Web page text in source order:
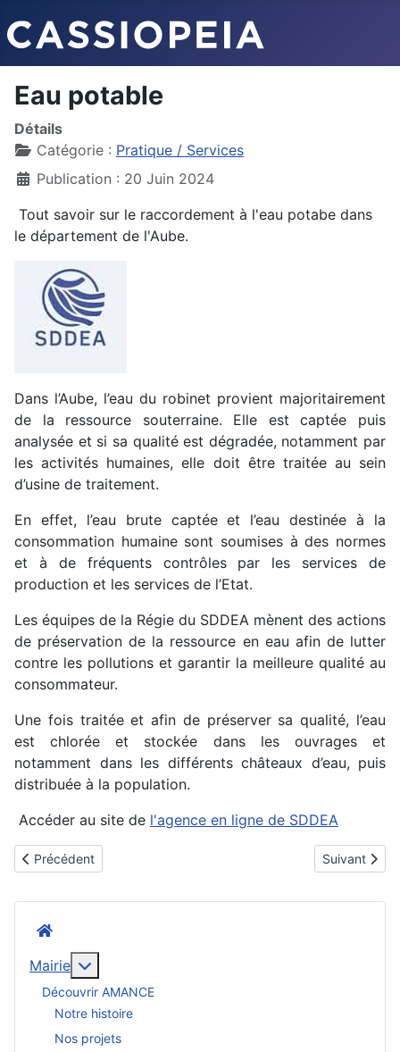
Eau potable
Détails
Catégorie : Pratique / Services
Publication : 20 Juin 2024
Tout savoir sur le raccordement à l'eau potabe dans
le département de l'Aube.
Dans l’Aube, l’eau du robinet provient majoritairement
de la ressource souterraine. Elle est captée puis
analysée et si sa qualité est dégradée, notamment par
les activités humaines, elle doit être traitée au sein
d’usine de traitement.
En effet, l’eau brute captée et l’eau destinée à la
consommation humaine sont soumises à des normes
et à de fréquents contrôles par les services de
production et les services de l’Etat.
Les équipes de la Régie du SDDEA mènent des actions
de préservation de la ressource en eau afin de lutter
contre les pollutions et garantir la meilleure qualité au
consommateur.
Une fois traitée et afin de préserver sa qualité, l’eau
est chlorée et stockée dans les ouvrages et
notamment dans les différents châteaux d’eau, puis
distribuée à la population.
Accéder au site de l'agence en ligne de SDDEA
Article précédent : Électricité
Précédent Article
Suivant
Mairie
Découvrir AMANCE
Notre histoire
Nos projets